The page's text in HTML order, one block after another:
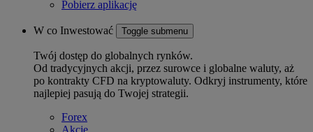
Pobierz aplikację
W co Inwestować Toggle submenu
Twój dostęp do globalnych rynków.
Od tradycyjnych akcji, przez surowce i globalne waluty, aż
po kontrakty CFD na kryptowaluty. Odkryj instrumenty, które
najlepiej pasują do Twojej strategii.
Forex
Akcje